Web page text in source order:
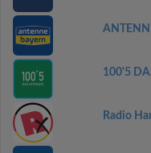
100'5
Radio